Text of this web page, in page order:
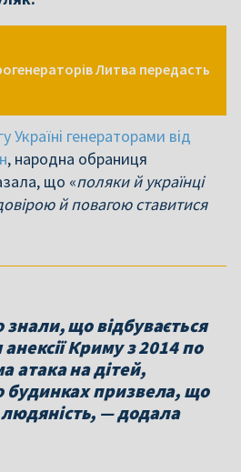
Литва передасть
Україні генераторами від
, народна обраниця
що «поляки й українці
й повагою ставитися
що відбувається
Криму з 2014 по
атака на дітей,
будинках призвела, що
— додала